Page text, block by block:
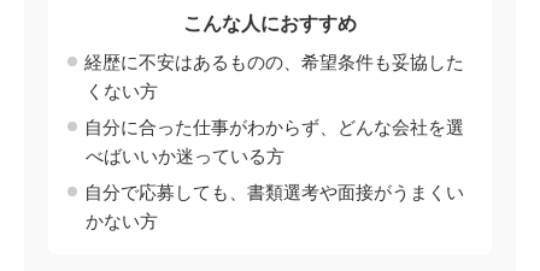
こんな人におすすめ
経歴に不安はあるものの、希望条件も妥協した
くない方
自分に合った仕事がわからず、どんな会社を選
べばいいか迷っている方
自分で応募しても、書類選考や面接がうまくい
かない方